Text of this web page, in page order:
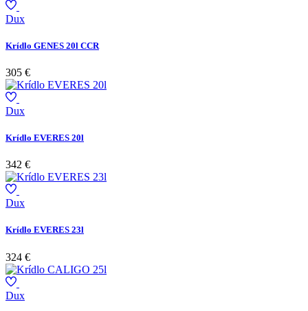
Dux
Krídlo GENES 20l CCR
305 €
Dux
Krídlo EVERES 20l
342 €
Dux
Krídlo EVERES 23l
324 €
Dux